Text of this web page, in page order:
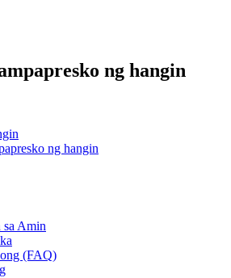
ng hangin
ng hangin
sa Amin
(FAQ)